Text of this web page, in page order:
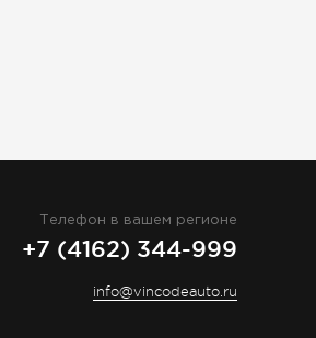
Телефон в вашем регионе
+7 (4162) 344-999
info@vincodeauto.ru